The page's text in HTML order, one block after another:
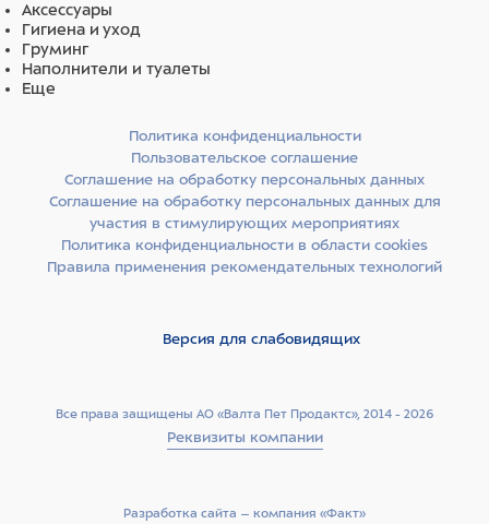
Аксессуары
Гигиена и уход
Груминг
Наполнители и туалеты
Еще
Все права защищены АО «Валта Пет Продактс», 2014 - 2026
Реквизиты компании
Политика конфиденциальности
Пользовательское соглашение
Соглашение на обработку персональных данных
Соглашение на обработку персональных данных для
участия в стимулирующих мероприятиях
Политика конфиденциальности в области cookies
Правила применения рекомендательных технологий
Версия для слабовидящих
Разработка сайта –­ компания «Факт»